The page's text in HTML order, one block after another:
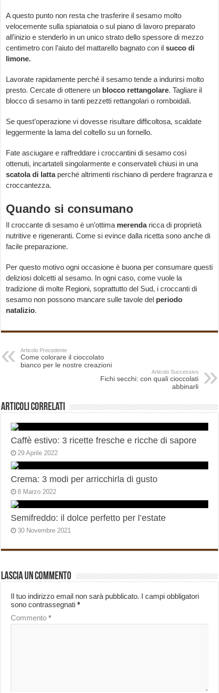
A questo punto non resta che trasferire il sesamo molto
velocemente sulla spianatoia o sul piano di lavoro preparato
all’inizio e stenderlo in un unico strato dello spessore di mezzo
centimetro con l’aiuto del mattarello bagnato con ilsucco di
limone.
Lavorate rapidamente perché il sesamo tende a indurirsi molto
presto. Cercate di ottenere un blocco rettangolare. Tagliare il
blocco di sesamo in tanti pezzetti rettangolari o romboidali.
Se quest’operazione vi dovesse risultare difficoltosa, scaldate
leggermente la lama del coltello su un fornello.
Fate asciugare e raffreddare i croccantini di sesamo così
ottenuti, incartateli singolarmente e conservateli chiusi in una
scatola di lattaperché altrimenti rischiano di perdere fragranza e
croccantezza.
Quando si consumano
Il croccante di sesamo è un’ottima merendaricca di proprietà
nutritive e rigeneranti. Come si evince dalla ricetta sono anche di
facile preparazione.
Per questo motivo ogni occasione è buona per consumare questi
deliziosi dolcetti al sesamo. In ogni caso, come vuole la
tradizione di molte Regioni, soprattutto del Sud, i croccanti di
sesamo non possono mancare sulle tavole del periodo
natalizio.
Articolo Precedente
Come colorare il cioccolato
bianco per le nostre creazioni
Articolo Successivo
Fichi secchi: con quali cioccolati
abbinarli
Articoli correlati
Caffè estivo: 3 ricette fresche e ricche di sapore
29 Aprile 2022
Crema: 3 modi per arricchirla di gusto
8 Marzo 2022
Semifreddo: il dolce perfetto per l’estate
30 Novembre 2021
Lascia un commento
Il tuo indirizzo email non sarà pubblicato. I campi obbligatori
sono contrassegnati*
Commento*